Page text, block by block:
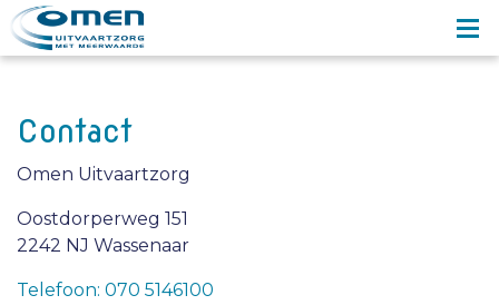
Contact
Omen Uitvaartzorg
Oostdorperweg 151
2242 NJ Wassenaar
Telefoon: 070 5146100